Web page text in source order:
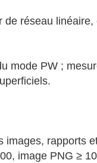
réseau
mode PW ;
rapports
image PNG ≥